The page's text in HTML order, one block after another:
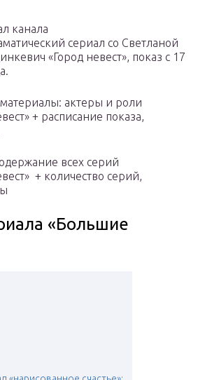
канала
сериал со Светланой
«Город невест», показ с 17
актеры и роли
+ расписание показа,
всех серий
+ количество серий,
«Большие